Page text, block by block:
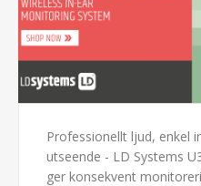
Professionellt ljud, enkel
utseende - LD Systems
ger konsekvent